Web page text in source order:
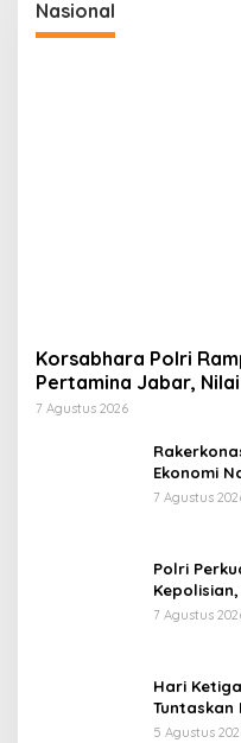
Nasional
Korsabhara Polri
Pertamina Jabar,
Persen
7 Agustus 2026
Ekonomi
7 Agustus
Polri
Kebijakan
7 Agustus
Hari
Tuntaskan
Pertamina
5 Agustus